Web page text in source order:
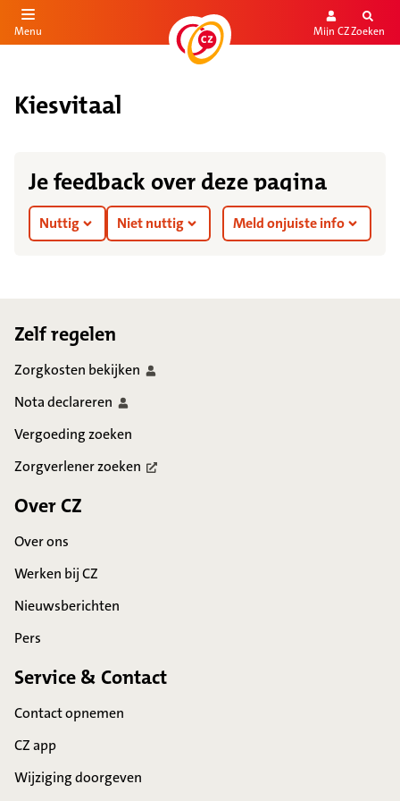
de inhoud
Menu Mijn CZZoeken
Kiesvitaal
Je feedback over deze pagina
Nuttig Niet nuttig Meld onjuiste info
Zelf regelen
Zorgkosten bekijken
Notadeclareren
Vergoeding zoeken
Zorgverlenerzoeken
Over CZ
Over ons
Werken bij CZ
Nieuwsberichten
Pers
Service & Contact
Contact opnemen
CZ app
Wijziging doorgeven